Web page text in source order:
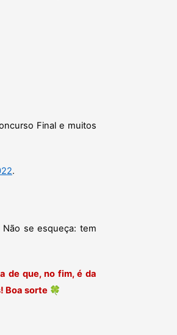
Final e muitos
.
se esqueça: tem
de que, no fim, é da
Boa sorte 🍀